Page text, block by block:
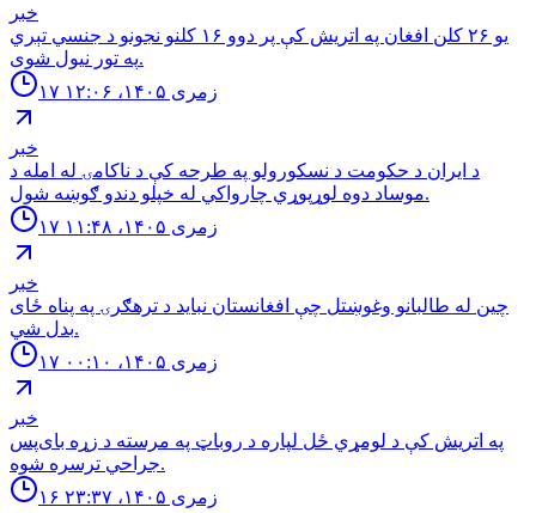
خبر
یو ۲۶ کلن افغان په اتریش کې پر دوو ۱۶ کلنو نجونو د جنسي تېري
په تور نیول شوی.
۱۷ زمری ۱۴۰۵، ۱۲:۰۶
خبر
د ایران د حکومت د نسکورولو په طرحه کې د ناکامۍ له امله د
موساد دوه لوړپوړي چارواکي له خپلو دندو ګوښه شول.
۱۷ زمری ۱۴۰۵، ۱۱:۴۸
خبر
چین له طالبانو وغوښتل چې افغانستان نباید د ترهګرۍ په پناه ځای
بدل شي.
۱۷ زمری ۱۴۰۵، ۰۰:۱۰
خبر
په اتریش کې د لومړي ځل لپاره د روباټ په مرسته د زړه بای‌پس
جراحي ترسره شوه.
۱۶ زمری ۱۴۰۵، ۲۳:۳۷